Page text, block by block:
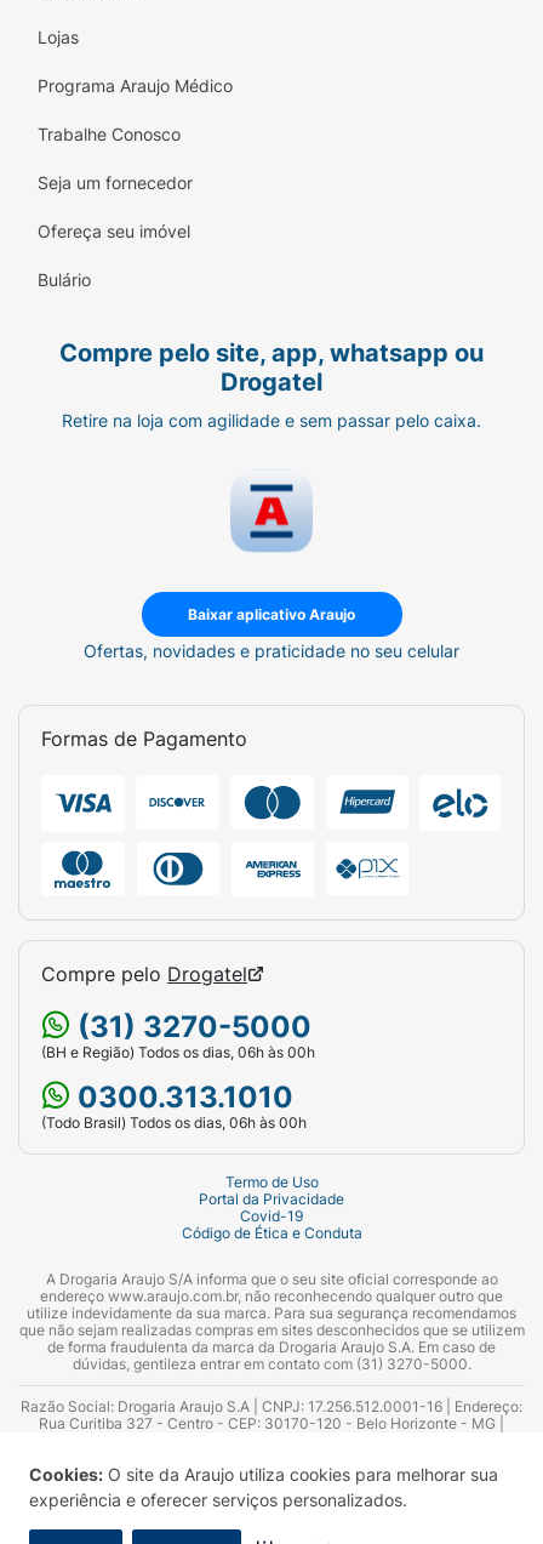
Cookies: O site da Araujo utiliza cookies para melhorar sua
experiência e oferecer serviços personalizados.
Lojas
Programa Araujo Médico
Trabalhe Conosco
Seja um fornecedor
Ofereça seu imóvel
Bulário
Compre pelo site, app, whatsapp ou
Drogatel
Retire na loja com agilidade e sem passar pelo caixa.
Baixar aplicativo Araujo
Ofertas, novidades e praticidade no seu celular
Formas de Pagamento
Compre pelo Drogatel
(31) 3270-5000
(BH e Região) Todos os dias, 06h às 00h
0300.313.1010
(Todo Brasil) Todos os dias, 06h às 00h
Termo de Uso
Portal da Privacidade
Covid-19
Código de Ética e Conduta
A Drogaria Araujo S/A informa que o seu site oficial corresponde ao
endereço www.araujo.com.br, não reconhecendo qualquer outro que
utilize indevidamente da sua marca. Para sua segurança recomendamos
que não sejam realizadas compras em sites desconhecidos que se utilizem
de forma fraudulenta da marca da Drogaria Araujo S.A. Em caso de
dúvidas, gentileza entrar em contato com (31) 3270-5000.
Razão Social: Drogaria Araujo S.A | CNPJ: 17.256.512.0001-16 | Endereço:
Rua Curitiba 327 - Centro - CEP: 30170-120 - Belo Horizonte - MG |
Azevedo Guimarães – CRF 10.965 | Yasmin Silva Alvarenga – CRF 52.584 -
Consultor substituto: Thiago Aguiar Pinheiro - CRF Nº 13.748. Alvará
Sanitário: 2025020713 | Autorização de Funcionamento da Empresa (AFE):